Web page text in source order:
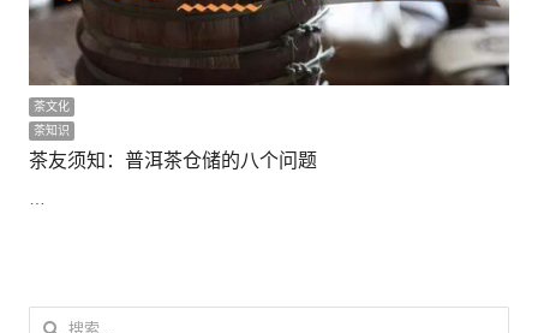
茶文化
茶知识
茶友须知：普洱茶仓储的八个问题
搜索：